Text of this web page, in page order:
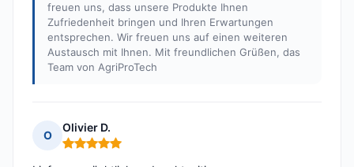
freuen uns, dass unsere Produkte Ihnen
Zufriedenheit bringen und Ihren Erwartungen
entsprechen. Wir freuen uns auf einen weiteren
Austausch mit Ihnen. Mit freundlichen Grüßen, das
Team von AgriProTech
O
Olivier D.
Hinweis: 5 von 5